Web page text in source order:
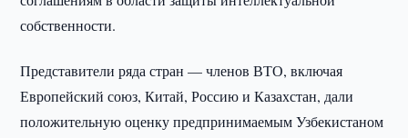
собственности.
Представители ряда стран — членов ВТО, включая
Европейский союз, Китай, Россию и Казахстан, дали
положительную оценку предпринимаемым Узбекистаном